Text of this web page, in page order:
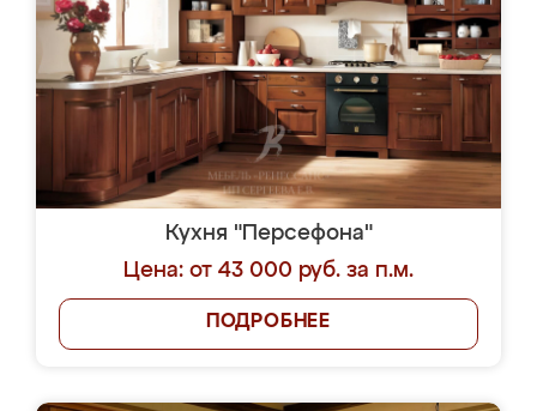
Кухня "Персефона"
Цена: от 43 000 руб. за п.м.
ПОДРОБНЕЕ